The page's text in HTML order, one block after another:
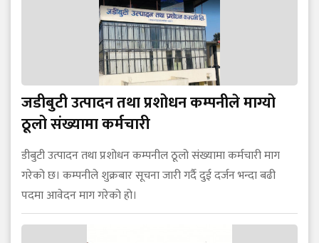
जडीबुटी उत्पादन तथा प्रशोधन कम्पनीले माग्यो
ठूलो संख्यामा कर्मचारी
डीबुटी उत्पादन तथा प्रशोधन कम्पनील ठूलो संख्यामा कर्मचारी माग
गरेको छ। कम्पनीले शुक्रबार सूचना जारी गर्दै दुई दर्जन भन्दा बढी
पदमा आवेदन माग गरेको हो।